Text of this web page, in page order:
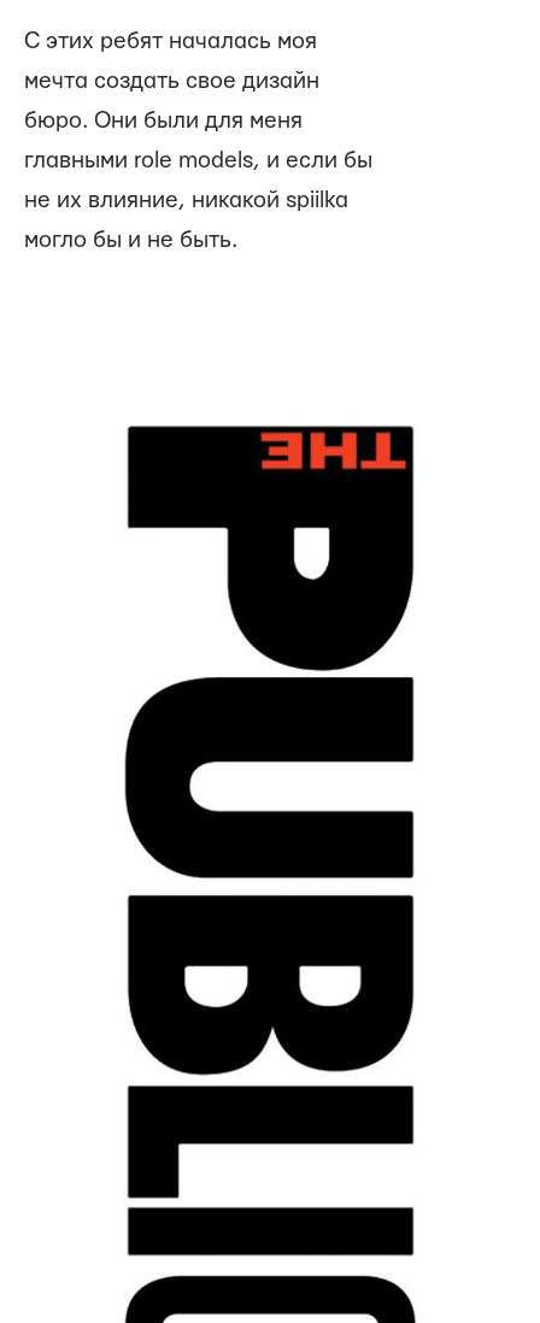
C этих ребят началась моя
мечта создать свое дизайн
бюро. Они были для меня
главными role models, и если бы
не их влияние, никакой spiilka
могло бы и не быть.